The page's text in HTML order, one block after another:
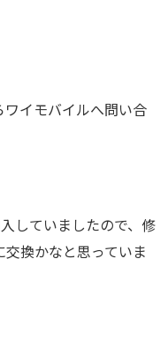
ワイモバイルへ問い合
していましたので、修
換かなと思っていま